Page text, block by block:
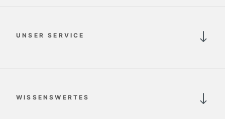
UNSER SERVICE
WISSENSWERTES